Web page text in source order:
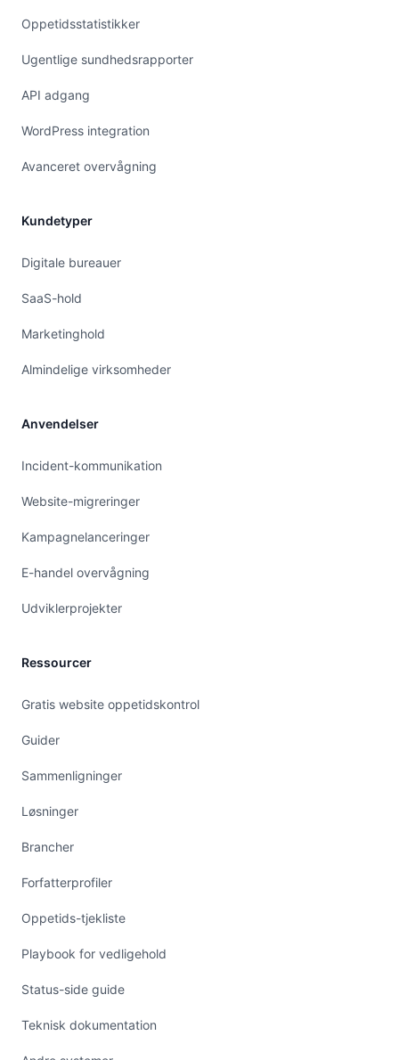
Oppetidsstatistikker
Ugentlige sundhedsrapporter
API adgang
WordPress integration
Avanceret overvågning
Kundetyper
Digitale bureauer
SaaS-hold
Marketinghold
Almindelige virksomheder
Anvendelser
Incident-kommunikation
Website-migreringer
Kampagnelanceringer
E-handel overvågning
Udviklerprojekter
Ressourcer
Gratis website oppetidskontrol
Guider
Sammenligninger
Løsninger
Brancher
Forfatterprofiler
Oppetids-tjekliste
Playbook for vedligehold
Status-side guide
Teknisk dokumentation